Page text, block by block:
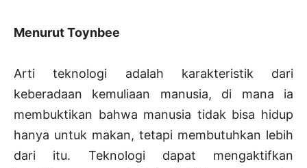
Menurut Toynbee
Arti teknologi adalah karakteristik dari
keberadaan kemuliaan manusia, di mana ia
membuktikan bahwa manusia tidak bisa hidup
hanya untuk makan, tetapi membutuhkan lebih
dari itu. Teknologi dapat mengaktifkan